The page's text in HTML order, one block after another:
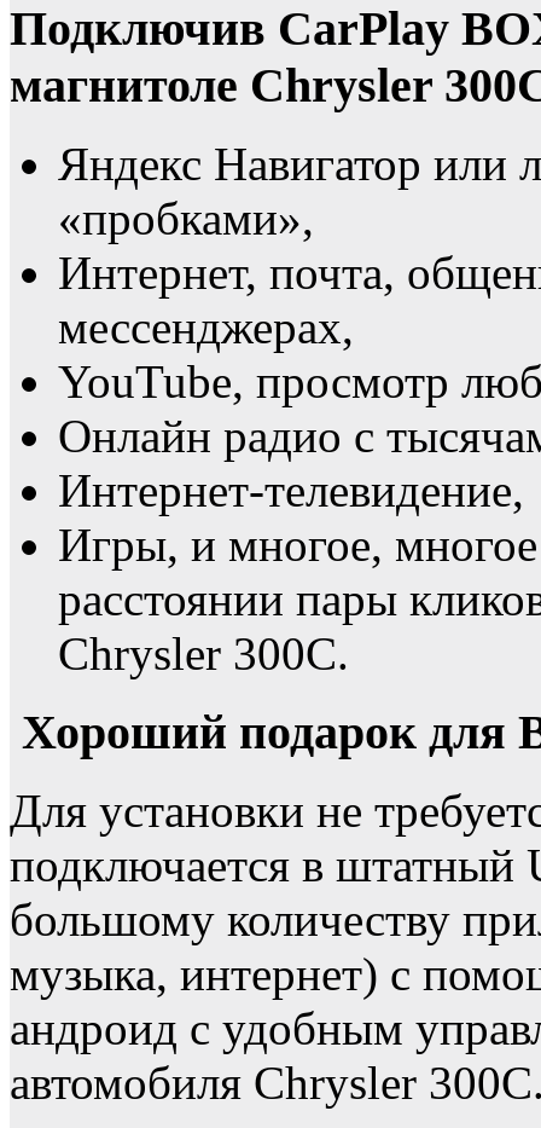
Подключив CarPlay
магнитоле Chrysler
Яндекс Навигатор
«пробками»,
Интернет, почта,
мессенджерах,
YouTube, просмотр
Онлайн радио с
Интернет-телевидение,
Игры, и многое,
расстоянии пары
Chrysler 300C.
Хороший подарок для
Для установки не
подключается в штатный
большому количеству
музыка, интернет) с
андроид с удобным
автомобиля Chrysler